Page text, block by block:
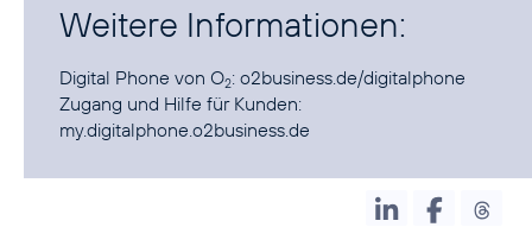
Weitere Informationen:
Digital Phone von O2: o2business.de/digitalphone
Zugang und Hilfe für Kunden:
my.digitalphone.o2business.de